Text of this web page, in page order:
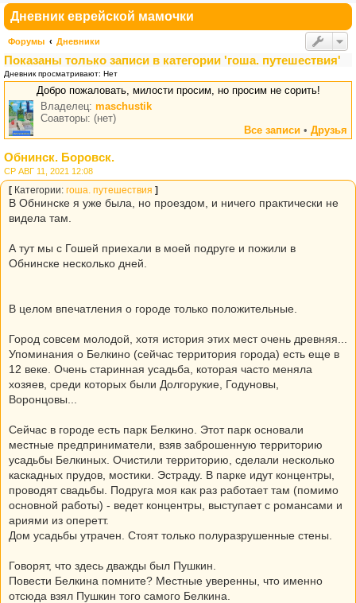
Дневник еврейской мамочки
Форумы Дневники
Показаны только записи в категории 'гоша. путешествия'
Дневник просматривают: Нет
Добро пожаловать, милости просим, но просим не сорить!
Владелец: maschustik
Соавторы: (нет)
Все записи • Друзья
Обнинск. Боровск.
СР АВГ 11, 2021 12:08
[ Категории: гоша. путешествия ]
В Обнинске я уже была, но проездом, и ничего практически не
видела там.
А тут мы с Гошей приехали в моей подруге и пожили в
Обнинске несколько дней.
В целом впечатления о городе только положительные.
Город совсем молодой, хотя история этих мест очень древняя...
Упоминания о Белкино (сейчас территория города) есть еще в
12 веке. Очень старинная усадьба, которая часто меняла
хозяев, среди которых были Долгорукие, Годуновы,
Воронцовы...
Сейчас в городе есть парк Белкино. Этот парк основали
местные предприниматели, взяв заброшенную территорию
усадьбы Белкиных. Очистили территорию, сделали несколько
каскадных прудов, мостики. Эстраду. В парке идут концентры,
проводят свадьбы. Подруга моя как раз работает там (помимо
основной работы) - ведет концентры, выступает с романсами и
ариями из оперетт.
Дом усадьбы утрачен. Стоят только полуразрушенные стены.
Говорят, что здесь дважды был Пушкин.
Повести Белкина помните? Местные уверенны, что именно
отсюда взял Пушкин того самого Белкина.